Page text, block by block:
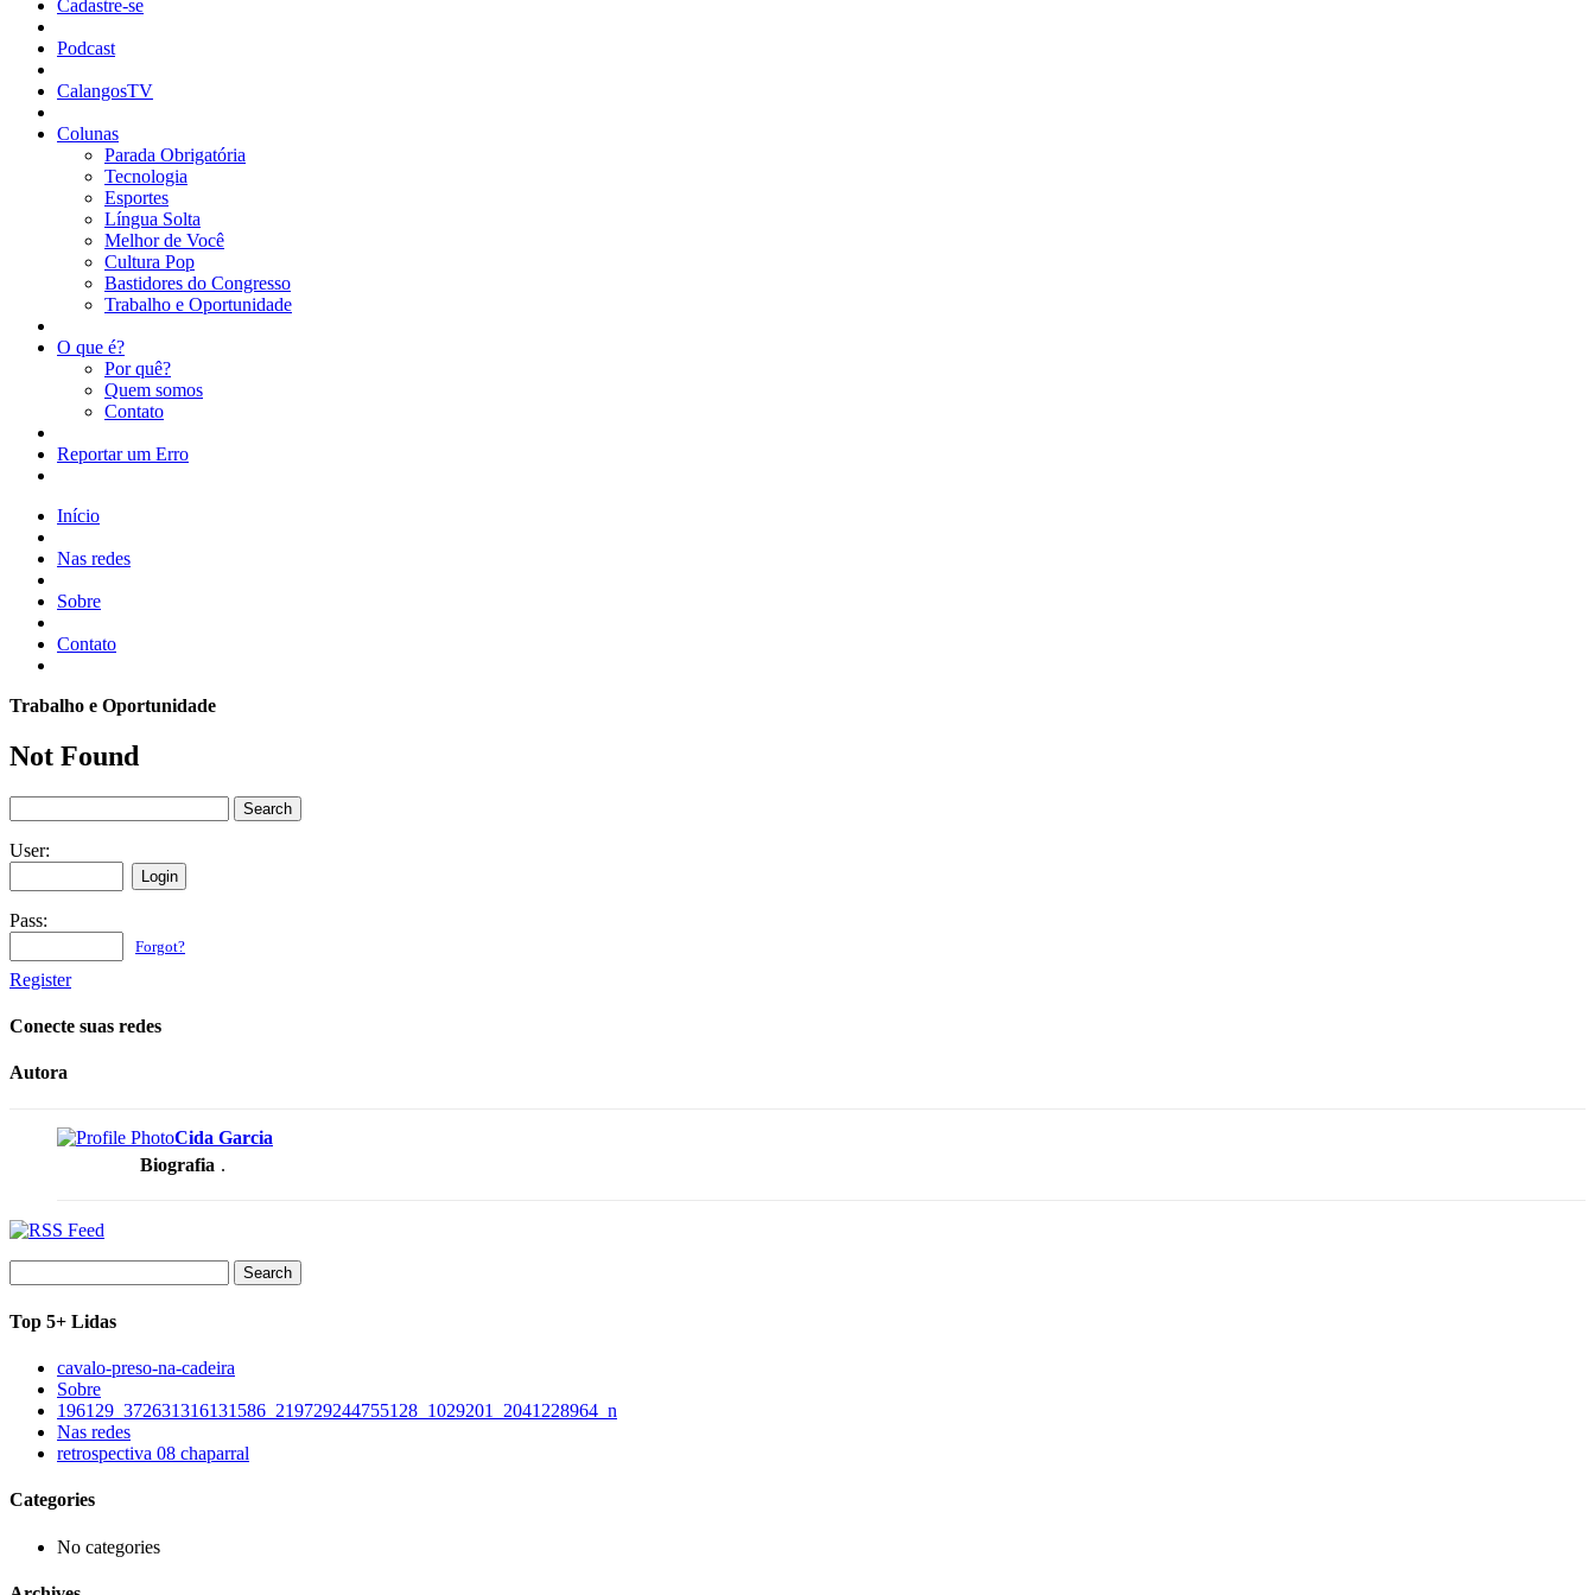
Cadastre-se
Podcast
CalangosTV
Colunas
Parada Obrigatória
Tecnologia
Esportes
Língua Solta
Melhor de Você
Cultura Pop
Bastidores do Congresso
Trabalho e Oportunidade
O que é?
Por quê?
Quem somos
Contato
Reportar um Erro
Início
Nas redes
Sobre
Contato
Trabalho e Oportunidade
Not Found
for:
User:
Pass:
Forgot?
Register
Conecte suas redes
Autora
Cida Garcia
Biografia .
for:
Top 5+ Lidas
cavalo-preso-na-cadeira
Sobre
196129_372631316131586_219729244755128_1029201_2041228964_n
Nas redes
retrospectiva 08 chaparral
Categories
No categories